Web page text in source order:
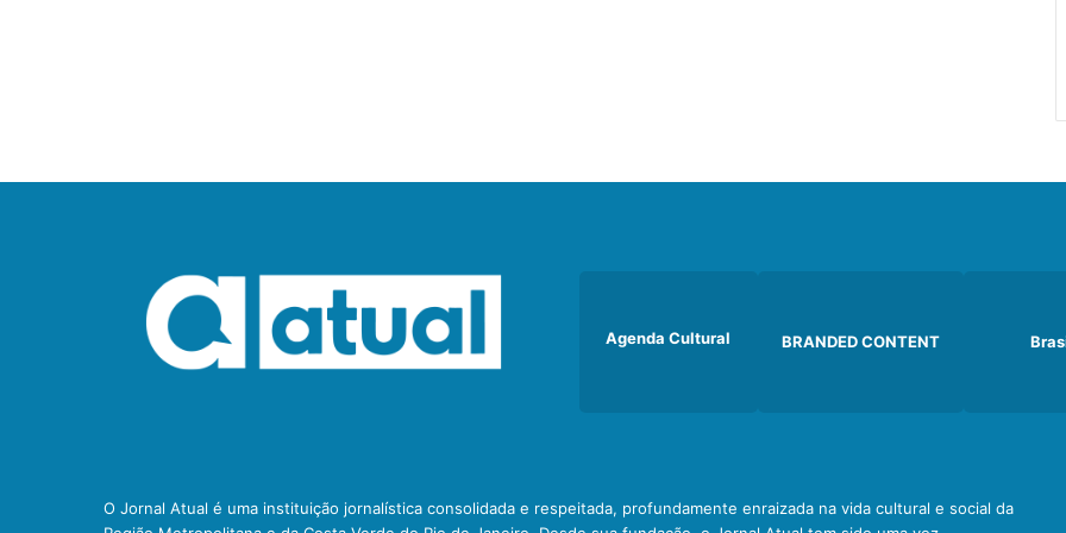
Agenda Cultural BRANDED CONTENT
O Jornal Atual é uma instituição jornalística consolidada e respeitada, profundamente enraizada na vida cultural e social da